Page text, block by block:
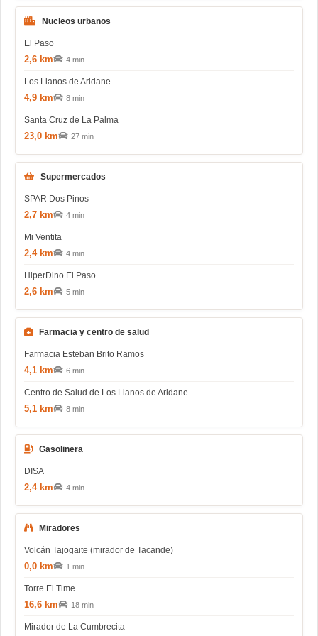
Nucleos urbanos
El Paso
2,6 km 4 min
Los Llanos de Aridane
4,9 km 8 min
Santa Cruz de La Palma
23,0 km 27 min
Supermercados
SPAR Dos Pinos
2,7 km 4 min
Mi Ventita
2,4 km 4 min
HiperDino El Paso
2,6 km 5 min
Farmacia y centro de salud
Farmacia Esteban Brito Ramos
4,1 km 6 min
Centro de Salud de Los Llanos de Aridane
5,1 km 8 min
Gasolinera
DISA
2,4 km 4 min
Miradores
Volcán Tajogaite (mirador de Tacande)
0,0 km 1 min
Torre El Time
16,6 km 18 min
Mirador de La Cumbrecita